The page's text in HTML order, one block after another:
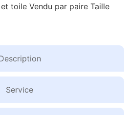
Service
toile Vendu par paire Taille